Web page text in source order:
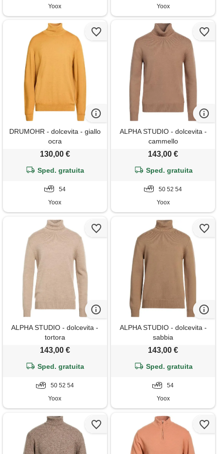
Yoox Yoox
DRUMOHR - dolcevita - giallo
ocra
130,00 €
Sped. gratuita
54
Yoox
ALPHA STUDIO - dolcevita -
cammello
143,00 €
Sped. gratuita
50 52 54
Yoox
ALPHA STUDIO - dolcevita -
tortora
143,00 €
Sped. gratuita
50 52 54
Yoox
ALPHA STUDIO - dolcevita -
sabbia
143,00 €
Sped. gratuita
54
Yoox